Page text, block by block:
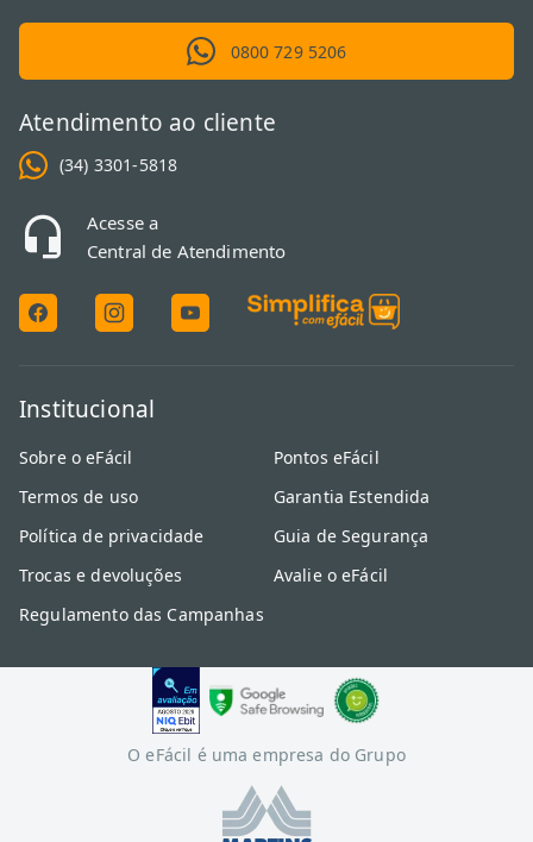
0800 729 5206
Atendimento ao cliente
(34) 3301-5818
Acesse a
Central de Atendimento
Institucional
Sobre o eFácil
Termos de uso
Política de privacidade
Trocas e devoluções
Regulamento das Campanhas
Pontos eFácil
Garantia Estendida
Guia de Segurança
Avalie o eFácil
O eFácil é uma empresa do Grupo